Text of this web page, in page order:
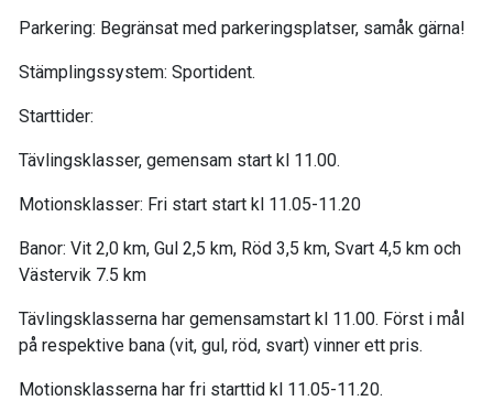
Parkering: Begränsat med parkeringsplatser, samåk gärna!
Stämplingssystem: Sportident.
Starttider:
Tävlingsklasser, gemensam start kl 11.00.
Motionsklasser: Fri start start kl 11.05-11.20
Banor: Vit 2,0 km, Gul 2,5 km, Röd 3,5 km, Svart 4,5 km och
Västervik 7.5 km
Tävlingsklasserna har gemensamstart kl 11.00. Först i mål
på respektive bana (vit, gul, röd, svart) vinner ett pris.
Motionsklasserna har fri starttid kl 11.05-11.20.